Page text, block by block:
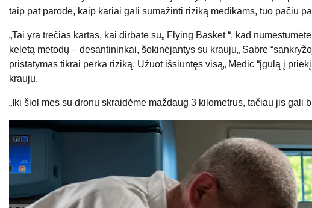
taip pat parodė, kaip kariai gali sumažinti riziką medikams, tuo pačiu
„Tai yra trečias kartas, kai dirbate su„ Flying Basket “, kad
keletą metodų – desantininkai, šokinėjantys su krauju„ Sabre
pristatymas tikrai perka riziką. Užuot išsiuntęs visą„ Medic “įgulą į
krauju.
„Iki šiol mes su dronu skraidėme maždaug 3 kilometrus, tačiau jis gali